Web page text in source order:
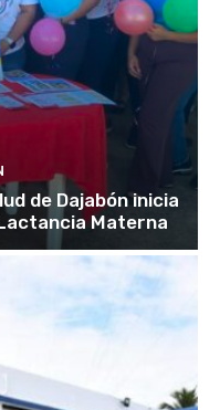
de Dajabón inicia
Materna